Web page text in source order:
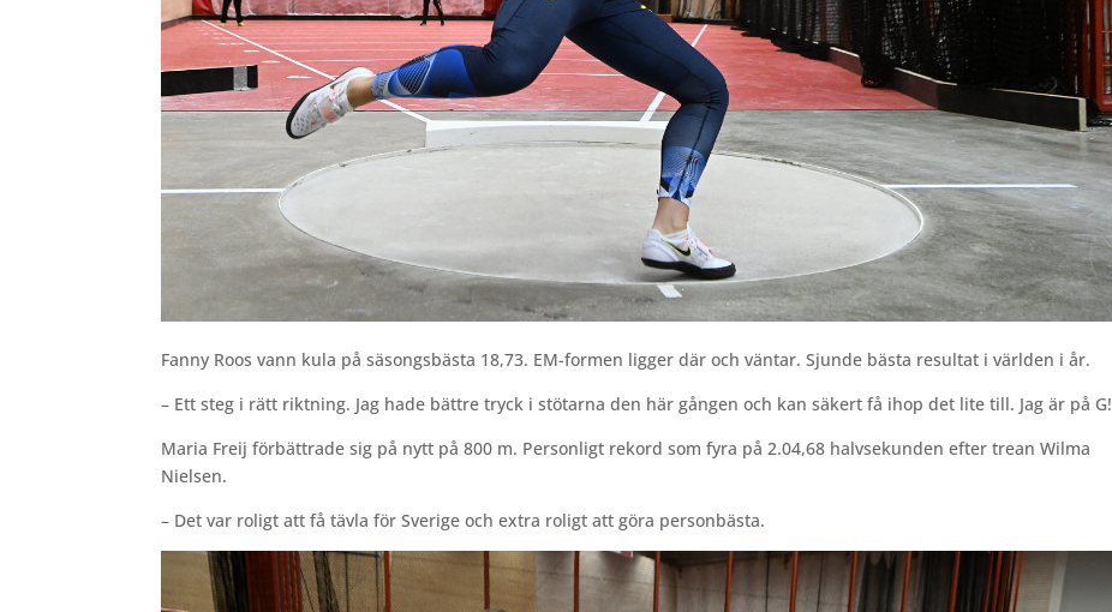
Fanny Roos vann kula på säsongsbästa 18,73. EM-formen ligger där och väntar. Sjunde bästa resultat i världen i år.
– Ett steg i rätt riktning. Jag hade bättre tryck i stötarna den här gången och kan säkert få ihop det lite till. Jag är på G!
Maria Freij förbättrade sig på nytt på 800 m. Personligt rekord som fyra på 2.04,68 halvsekunden efter trean Wilma
Nielsen.
– Det var roligt att få tävla för Sverige och extra roligt att göra personbästa.